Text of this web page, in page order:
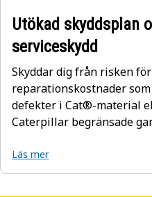
Utökad skyddsplan
serviceskydd
Skyddar dig från risken
reparationskostnader
defekter i Cat®-material
Caterpillar begränsade
Läs mer